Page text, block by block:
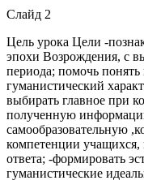
Слайд 2
Цель урока Цели -
эпохи Возрождения, с
периода; помочь
гуманистический
выбирать главное при
полученную
самообразовательную
компетенции учащихся,
ответа; -формировать
гуманистические